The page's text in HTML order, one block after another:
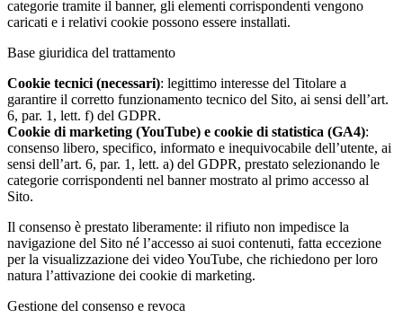
categorie tramite il banner, gli elementi corrispondenti vengono
caricati e i relativi cookie possono essere installati.
Base giuridica del trattamento
Cookie tecnici (necessari): legittimo interesse del Titolare a
garantire il corretto funzionamento tecnico del Sito, ai sensi dell’art.
6, par. 1, lett. f) del GDPR.
Cookie di marketing (YouTube) e cookie di statistica (GA4):
consenso libero, specifico, informato e inequivocabile dell’utente, ai
sensi dell’art. 6, par. 1, lett. a) del GDPR, prestato selezionando le
categorie corrispondenti nel banner mostrato al primo accesso al
Sito.
Il consenso è prestato liberamente: il rifiuto non impedisce la
navigazione del Sito né l’accesso ai suoi contenuti, fatta eccezione
per la visualizzazione dei video YouTube, che richiedono per loro
natura l’attivazione dei cookie di marketing.
Gestione del consenso e revoca